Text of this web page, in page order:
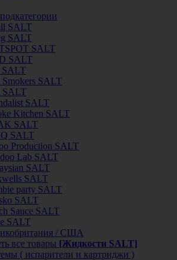
SALT
SALT
SALT
SALT
SALT
Smokers SALT
SALT
SALT
Kitchen SALT
SALT
SALT
Production SALT
Lab SALT
SALT
SALT
party SALT
SALT
Sauce SALT
SALT
/ США
все товары [Жидкости SALT]
( испарители и картриджи )